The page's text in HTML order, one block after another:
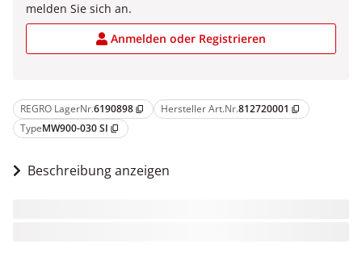
REGRO LagerNr.6190898 content_copy Hersteller Art.Nr.812720001 content_copy
TypeMW900-030 SI content_copy
Beschreibung anzeigen
melden Sie sich an.
Anmelden oder Registrieren